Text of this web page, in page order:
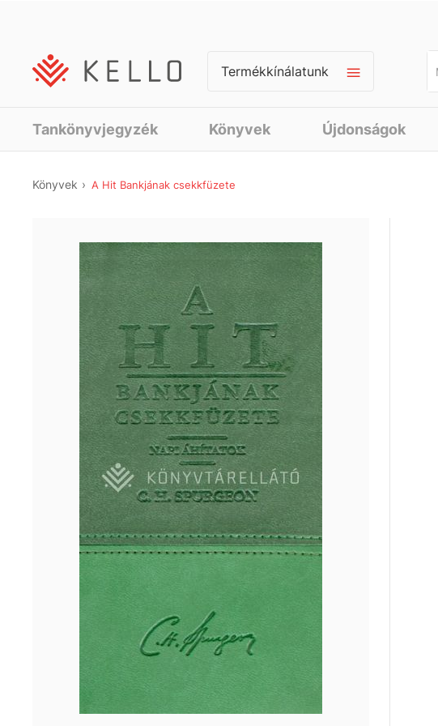
Termékkínálatunk
Tankönyvjegyzék Könyvek Újdonságok
Könyvek A Hit Bankjának csekkfüzete